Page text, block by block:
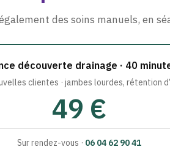
des soins manuels, en
découverte drainage · 40
clientes · jambes lourdes, rétention
49 €
Sur rendez-vous · 06 04 62 90 41